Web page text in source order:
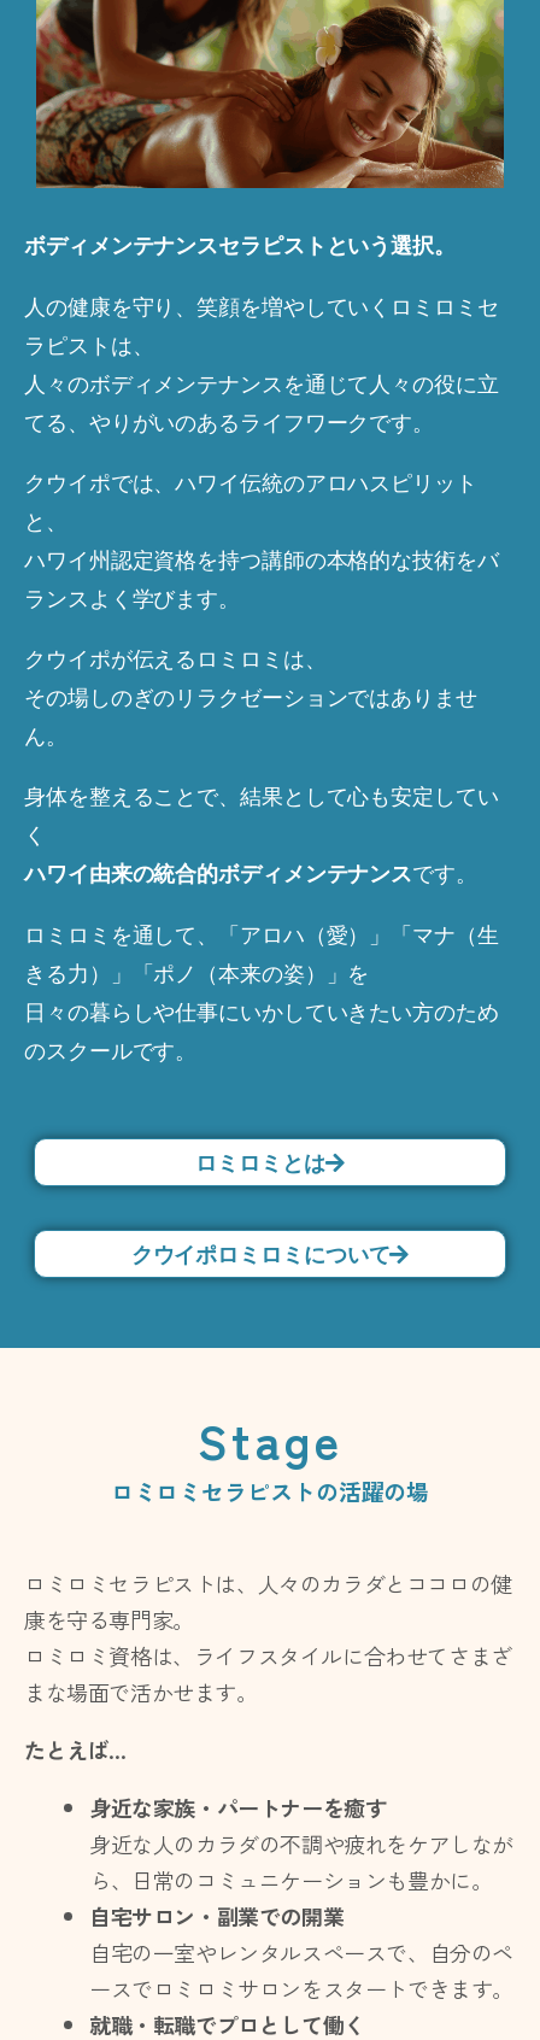
ボディメンテナンスセラピストという選択。
人の健康を守り、笑顔を増やしていくロミロミセ
ラピストは、
人々のボディメンテナンスを通じて人々の役に立
てる、やりがいのあるライフワークです。
クウイポでは、ハワイ伝統のアロハスピリット
と、
ハワイ州認定資格を持つ講師の本格的な技術をバ
ランスよく学びます。
クウイポが伝えるロミロミは、
その場しのぎのリラクゼーションではありませ
ん。
身体を整えることで、結果として心も安定してい
く
ハワイ由来の統合的ボディメンテナンスです。
ロミロミを通して、「アロハ（愛）」「マナ（生
きる力）」「ポノ（本来の姿）」を
日々の暮らしや仕事にいかしていきたい方のため
のスクールです。
ロミロミとは
クウイポロミロミについて
Stage
ロミロミセラピストの活躍の場
ロミロミセラピストは、人々のカラダとココロの健
康を守る専門家。
ロミロミ資格は、ライフスタイルに合わせてさまざ
まな場面で活かせます。
たとえば…
身近な家族・パートナーを癒す
身近な人のカラダの不調や疲れをケアしなが
ら、日常のコミュニケーションも豊かに。
自宅サロン・副業での開業
自宅の一室やレンタルスペースで、自分のペ
ースでロミロミサロンをスタートできます。
就職・転職でプロとして働く